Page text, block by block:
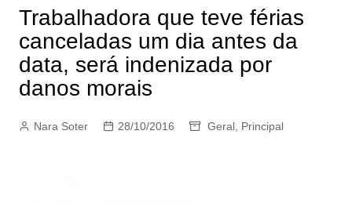
Trabalhadora que teve férias
canceladas um dia antes da
data, será indenizada por
danos morais
Nara Soter 28/10/2016 Geral, Principal